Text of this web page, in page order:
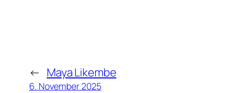
← Maya Likembe
6. November 2025